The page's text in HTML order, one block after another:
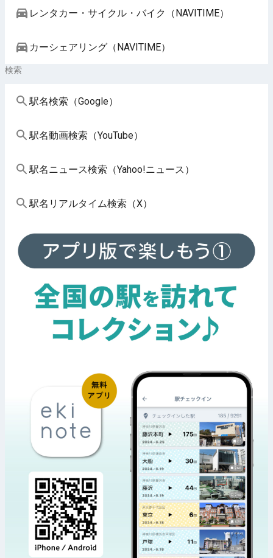
レンタカー・サイクル・バイク（NAVITIME）
カーシェアリング（NAVITIME）
検索
駅名検索（Google）
駅名動画検索（YouTube）
駅名ニュース検索（Yahoo!ニュース）
駅名リアルタイム検索（X）